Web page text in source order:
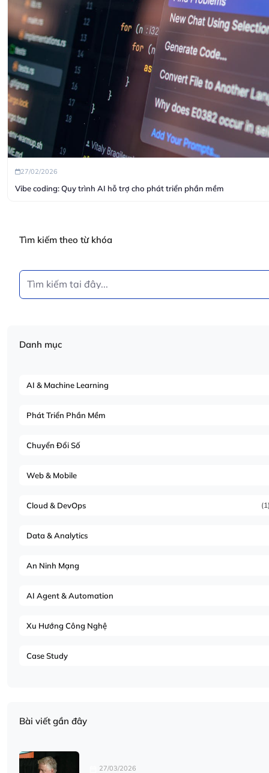
27/02/2026
Vibe coding: Quy trình AI hỗ trợ cho phát triển phần mềm
Tìm kiếm theo từ khóa
Danh mục
AI & Machine Learning
Phát Triển Phần Mềm
Chuyển Đổi Số
Web & Mobile
Cloud & DevOps
Data & Analytics
An Ninh Mạng
AI Agent & Automation
Xu Hướng Công Nghệ
Case Study
Bài viết gần đây
27/03/2026